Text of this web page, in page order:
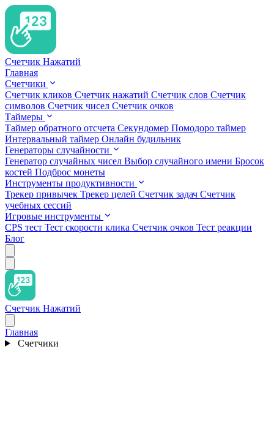
Счетчик Нажатий
Главная
Счетчики
Счетчик кликов Счетчик нажатий Счетчик слов Счетчик
символов Счетчик чисел Счетчик очков
Таймеры
Таймер обратного отсчета Секундомер Помодоро таймер
Интервальный таймер Онлайн будильник
Генераторы случайности
Генератор случайных чисел Выбор случайного имени Бросок
костей Подброс монеты
Инструменты продуктивности
Трекер привычек Трекер целей Счетчик задач Счетчик
учебных сессий
Игровые инструменты
CPS тест Тест скорости клика Счетчик очков Тест реакции
Блог
Счетчик Нажатий
Главная
Счетчики